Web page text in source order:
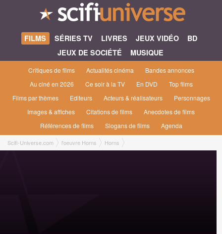
FILMS SÉRIES TV LIVRES JEUX VIDÉO
BD
JEUX DE SOCIÉTÉ
MUSIQUE
Critiques de films Actualités cinéma
Bandes annonces
Au ciné en 2026
Ce soir à la TV En DVD
Top films
Films par thèmes
Editeurs Acteurs & réalisateurs
Personnages
Images & affiches
Citations de films
Anecdotes de films
Références de films
Slogans de films Agenda
Scifi-Universe.com l'oeuvre Horns Horns